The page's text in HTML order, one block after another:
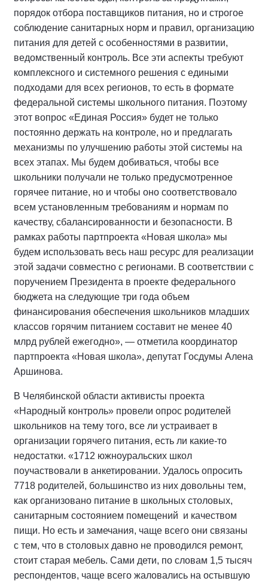
порядок отбора поставщиков питания, но и строгое
соблюдение санитарных норм и правил, организацию
питания для детей с особенностями в развитии,
ведомственный контроль. Все эти аспекты требуют
комплексного и системного решения с едиными
подходами для всех регионов, то есть в формате
федеральной системы школьного питания. Поэтому
этот вопрос «Единая Россия» будет не только
постоянно держать на контроле, но и предлагать
механизмы по улучшению работы этой системы на
всех этапах. Мы будем добиваться, чтобы все
школьники получали не только предусмотренное
горячее питание, но и чтобы оно соответствовало
всем установленным требованиям и нормам по
качеству, сбалансированности и безопасности. В
рамках работы партпроекта «Новая школа» мы
будем использовать весь наш ресурс для реализации
этой задачи совместно с регионами. В соответствии с
поручением Президента в проекте федерального
бюджета на следующие три года объем
финансирования обеспечения школьников младших
классов горячим питанием составит не менее 40
млрд рублей ежегодно», — отметила координатор
партпроекта «Новая школа», депутат Госдумы Алена
Аршинова.
В Челябинской области активисты проекта
«Народный контроль» провели опрос родителей
школьников на тему того, все ли устраивает в
организации горячего питания, есть ли какие-то
недостатки. «1712 южноуральских школ
поучаствовали в анкетировании. Удалось опросить
7718 родителей, большинство из них довольны тем,
как организовано питание в школьных столовых,
санитарным состоянием помещений и качеством
пищи. Но есть и замечания, чаще всего они связаны
с тем, что в столовых давно не проводился ремонт,
стоит старая мебель. Сами дети, по словам 1,5 тысяч
респондентов, чаще всего жаловались на остывшую